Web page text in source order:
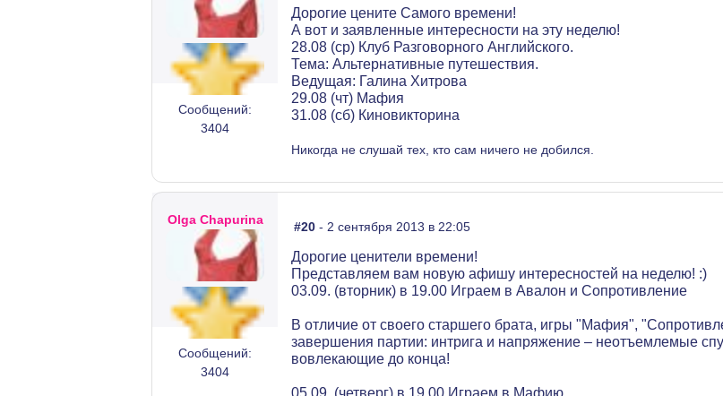
Сообщений:
3404
Дорогие цените Самого времени!
А вот и заявленные интересности на эту неделю!
28.08 (ср) Клуб Разговорного Английского.
Тема: Альтернативные путешествия.
Ведущая: Галина Хитрова
29.08 (чт) Мафия
31.08 (сб) Киновикторина
Никогда не слушай тех, кто сам ничего не добился.
Olga Chapurina
Сообщений:
3404
#20 - 2 сентября 2013 в 22:05
Дорогие ценители времени!
Представляем вам новую афишу интересностей на неделю! :)
03.09. (вторник) в 19.00 Играем в Авалон и Сопротивление
В отличие от своего старшего брата, игры "Мафия",
завершения партии: интрига и напряжение – неотъемлемые
вовлекающие до конца!
05.09. (четверг) в 19.00 Играем в Мафию